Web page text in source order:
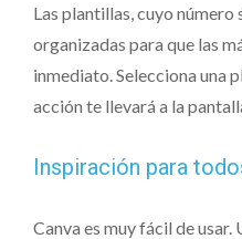
Las plantillas, cuyo número
organizadas para que las
inmediato. Selecciona una
acción te llevará a la
Inspiración para
Canva es muy fácil de usar.